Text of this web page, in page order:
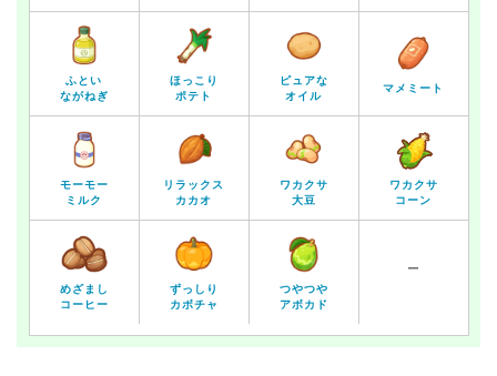
ふとい
ながねぎ
ほっこり
ポテト
ピュアな
オイル
マメミート
モーモー
ミルク
リラックス
カカオ
ワカクサ
大豆
ワカクサ
コーン
めざまし
コーヒー
ずっしり
カボチャ
つやつや
アボカド
ー